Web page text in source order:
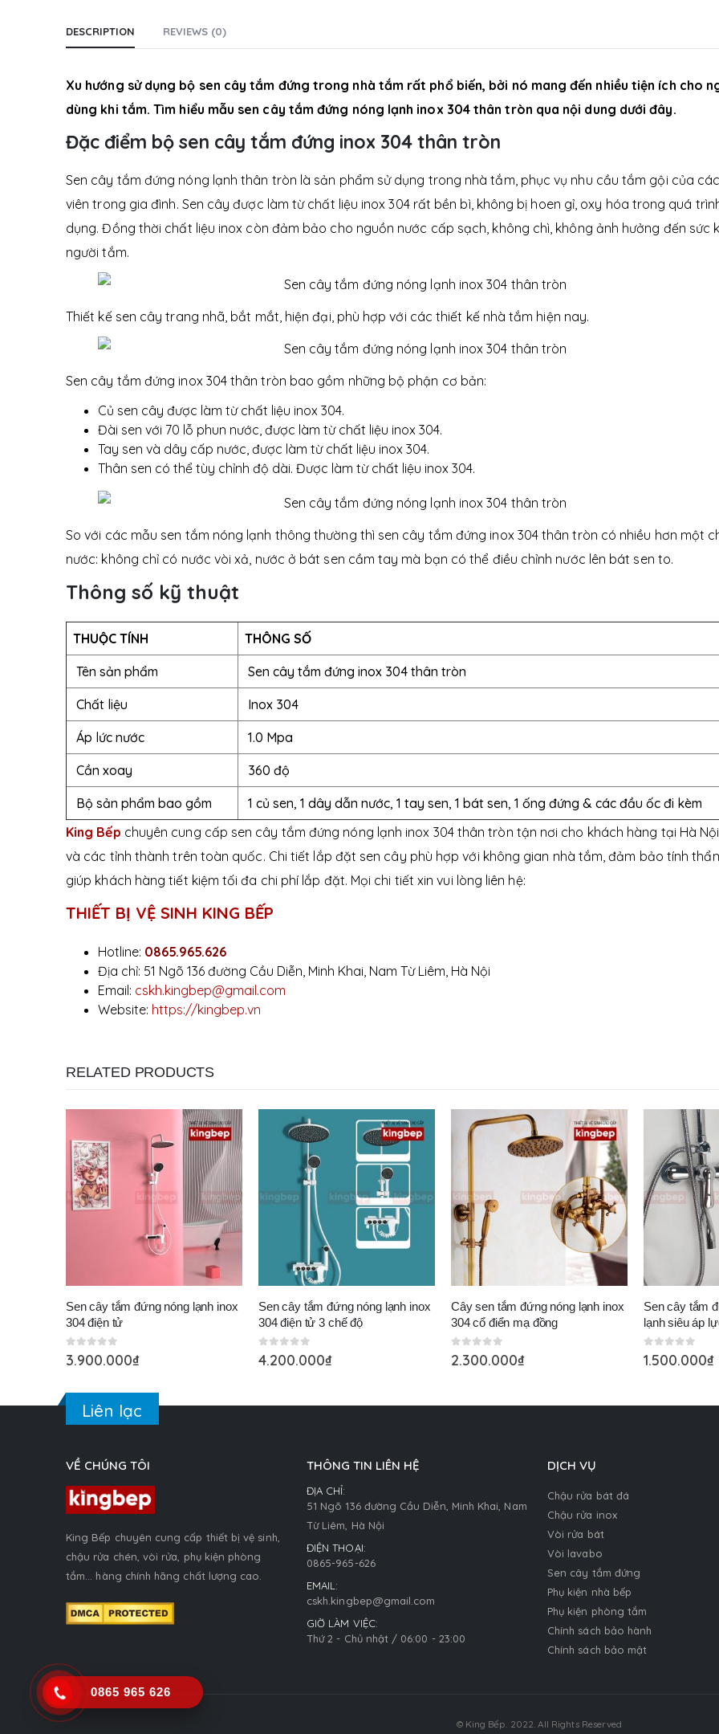
DESCRIPTION REVIEWS (0)
Xu hướng sử dụng bộ sen cây tắm đứng trong nhà tắm rất phổ biến, bởi nó mang đến nhiều tiện ích cho
dùng khi tắm. Tìm hiểu mẫu sen cây tắm đứng nóng lạnh inox 304 thân tròn qua nội dung dưới đây.
Đặc điểm bộ sen cây tắm đứng inox 304 thân tròn
Sen cây tắm đứng nóng lạnh thân tròn là sản phẩm sử dụng trong nhà tắm, phục vụ nhu cầu tắm gội của
viên trong gia đình. Sen cây được làm từ chất liệu inox 304 rất bền bì, không bị hoen gỉ, oxy hóa trong quá
dụng. Đồng thời chất liệu inox còn đảm bảo cho nguồn nước cấp sạch, không chì, không ảnh hưởng đến sức
người tắm.
Thiết kế sen cây trang nhã, bắt mắt, hiện đại, phù hợp với các thiết kế nhà tắm hiện nay.
Sen cây tắm đứng inox 304 thân tròn bao gồm những bộ phận cơ bản:
Củ sen cây được làm từ chất liệu inox 304.
Đài sen với 70 lỗ phun nước, được làm từ chất liệu inox 304.
Tay sen và dây cấp nước, được làm từ chất liệu inox 304.
Thân sen có thể tùy chỉnh độ dài. Được làm từ chất liệu inox 304.
So với các mẫu sen tắm nóng lạnh thông thường thì sen cây tắm đứng inox 304 thân tròn có nhiều hơn một
nước: không chỉ có nước vòi xả, nước ở bát sen cầm tay mà bạn có thể điều chỉnh nước lên bát sen to.
Thông số kỹ thuật
THUỘC TÍNH THÔNG SỐ
Tên sản phẩm Sen cây tắm đứng inox 304 thân tròn
Chất liệu Inox 304
Áp lức nước 1.0 Mpa
Cần xoay 360 độ
Bộ sản phẩm bao gồm
1 củ sen, 1 dây dẫn nước, 1 tay sen, 1 bát sen, 1 ống đứng & các đầu ốc đi kèm
King Bếp chuyên cung cấp sen cây tắm đứng nóng lạnh inox 304 thân tròn tận nơi cho khách hàng tại Hà Nội,
và các tỉnh thành trên toàn quốc. Chi tiết lắp đặt sen cây phù hợp với không gian nhà tắm, đảm bảo tính
giúp khách hàng tiết kiệm tối đa chi phí lắp đặt. Mọi chi tiết xin vui lòng liên hệ:
THIẾT BỊ VỆ SINH KING BẾP
Hotline: 0865.965.626
Địa chỉ: 51 Ngõ 136 đường Cầu Diễn, Minh Khai, Nam Từ Liêm, Hà Nội
Email: cskh.kingbep@gmail.com
Website: https://kingbep.vn
RELATED PRODUCTS
Sen cây tắm đứng nóng lạnh inox
304 điện tử
0out of 5
3.900.000₫
Sen cây tắm đứng nóng lạnh inox
304 điện tử 3 chế độ
0out of 5
4.200.000₫
Cây sen tắm đứng nóng lạnh inox
304 cổ điển mạ đồng
0out of 5
2.300.000₫
Sen cây tắm
lạnh siêu áp
0 out of 5
1.500.000₫
Liên lạc
VỀ CHÚNG TÔI
King Bếp chuyên cung cấp thiết bị vệ sinh,
chậu rửa chén, vòi rửa, phụ kiện phòng
tắm... hàng chính hãng chất lượng cao.
THÔNG TIN LIÊN HỆ
ĐỊA CHỈ:
51 Ngõ 136 đường Cầu Diễn, Minh Khai, Nam
Từ Liêm, Hà Nội
ĐIỆN THOẠI:
0865-965-626
EMAIL:
cskh.kingbep@gmail.com
GIỜ LÀM VIỆC:
Thứ 2 - Chủ nhật / 06:00 - 23:00
DỊCH VỤ
Chậu rửa bát đá
Chậu rửa inox
Vòi rửa bát
Vòi lavabo
Sen cây tắm đứng
Phụ kiện nhà bếp
Phụ kiện phòng tắm
Chính sách bảo hành
Chính sách bảo mật
© King Bếp. 2022. All Rights Reserved
0865 965 626